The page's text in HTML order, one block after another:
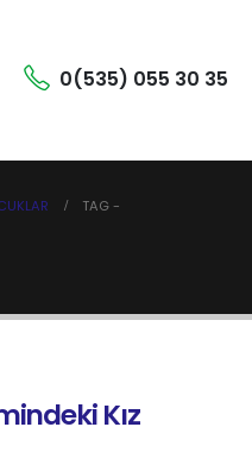
0(535) 055 30 35
TAG -
Kız